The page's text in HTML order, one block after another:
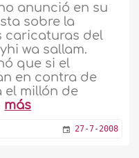
anunció en su
sobre la
caricaturas del
wa sallam.
que si el
en contra de
el millón de
más
27-7-2008